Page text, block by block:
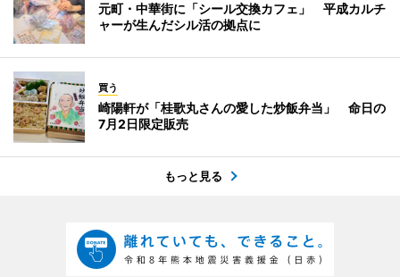
元町・中華街に「シール交換カフェ」 平成カルチ
ャーが生んだシル活の拠点に
買う
崎陽軒が「桂歌丸さんの愛した炒飯弁当」 命日の
7月2日限定販売
もっと見る